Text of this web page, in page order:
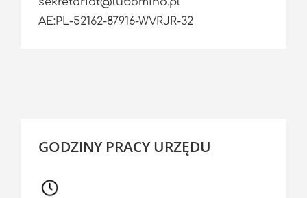
AE:PL-52162-87916-WVRJR-32
GODZINY PRACY URZĘDU